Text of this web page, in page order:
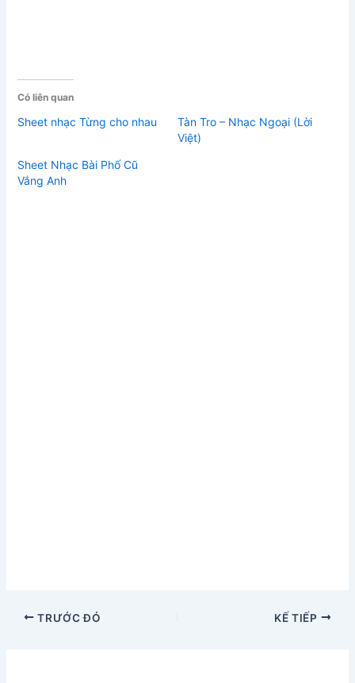
Có liên quan
Sheet nhạc Từng cho nhau
Tàn Tro – Nhạc Ngoại (Lời
Việt)
Sheet Nhạc Bài Phố Cũ
Vắng Anh
TRƯỚC ĐÓ KẾ TIẾP